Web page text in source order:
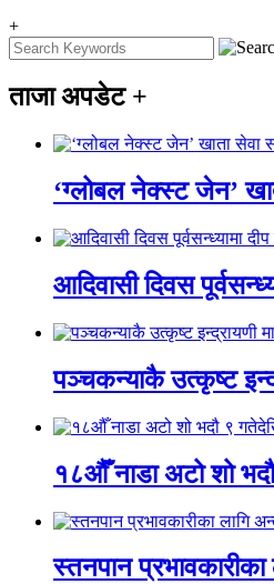
+
ताजा अपडेट +
‘ग्लोबल नेक्स्ट जेन’
आदिवासी दिवस
पञ्चकन्याकै उत्कृष्ट
१८औँ नाडा अटो शो
स्तनपान प्रभावकारीका